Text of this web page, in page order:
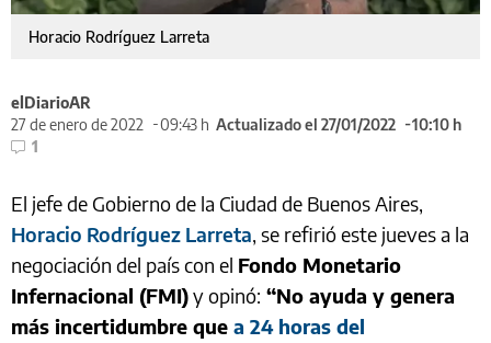
Horacio Rodríguez Larreta
elDiarioAR
27 de enero de 2022
09:43 h Actualizado el 27/01/2022
10:10 h
1
El jefe de Gobierno de la Ciudad de Buenos Aires,
Horacio Rodríguez Larreta, se refirió este jueves a la
negociación del país con el Fondo Monetario
Infernacional (FMI)y opinó: “No ayuda y genera
más incertidumbre que a 24 horas del